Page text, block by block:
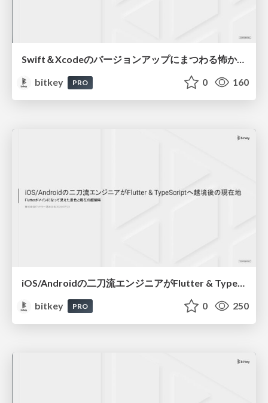
Swift＆Xcodeのバージョンアップにまつわる怖かった思い出 / Scary Memories of Swift and Xcode Updates
bitkey
PRO 0 160
bitkey
PRO 0 250